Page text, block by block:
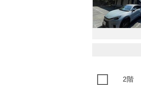
2階